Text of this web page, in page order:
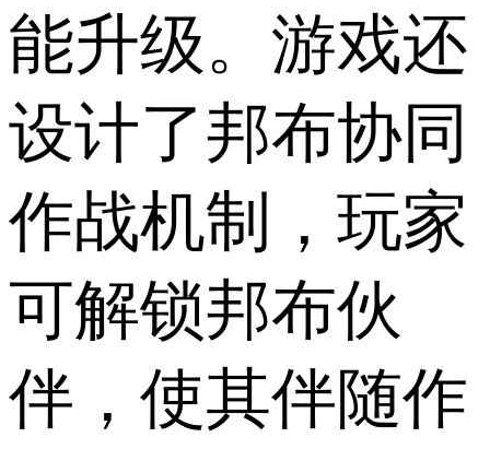
能升级。游戏还
设计了邦布协同
作战机制，玩家
可解锁邦布伙
伴，使其伴随作